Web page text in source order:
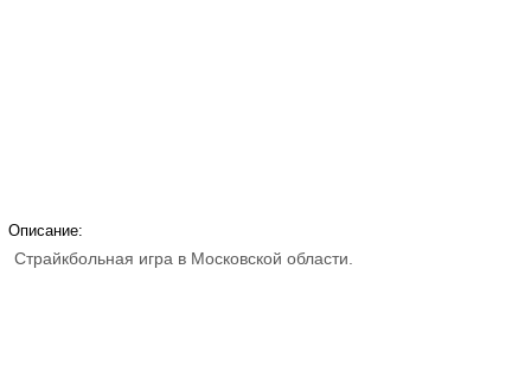
Описание:
Страйкбольная игра в Московской области.